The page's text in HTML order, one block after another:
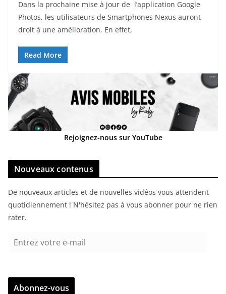
Dans la prochaine mise à jour de l’application Google
Photos, les utilisateurs de Smartphones Nexus auront
droit à une amélioration. En effet,
Read More
Rejoignez-nous sur YouTube
Nouveaux contenus
De nouveaux articles et de nouvelles vidéos vous attendent
quotidiennement ! N'hésitez pas à vous abonner pour ne rien
rater.
r
Abonnez-vous